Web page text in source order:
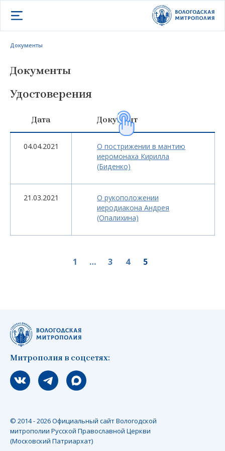
Открыть меню
Документы
Документы
Удостоверения
Дата Документ
04.04.2021
О пострижении в мантию
иеромонаха Кирилла
(Биденко)
21.03.2021
О рукоположении
иеродиакона Андрея
(Опалихина)
1 … 3 4 5
Митрополия в соцсетях:
Мы вконтакте
Мы в telegram
Мы в Макс
© 2014 - 2026 Официальный сайт Вологодской
митрополии Русской Православной Церкви
(Московский Патриархат)